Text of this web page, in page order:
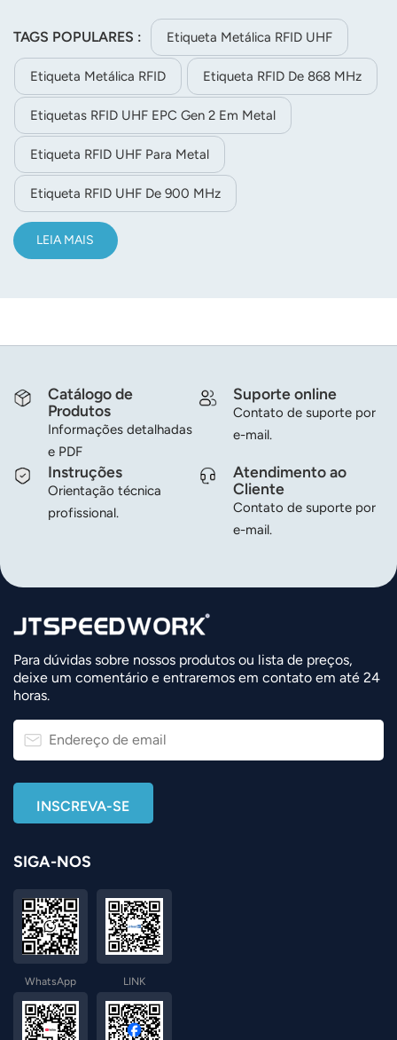
desempenho em superfícies metálicas
TAGS POPULARES : Etiqueta Metálica RFID UHF
Etiqueta Metálica RFID Etiqueta RFID De 868 MHz
Etiquetas RFID UHF EPC Gen 2 Em Metal
Etiqueta RFID UHF Para Metal
Etiqueta RFID UHF De 900 MHz
LEIA MAIS
Catálogo de
Produtos
Informações detalhadas
e PDF
Suporte online
Contato de suporte por
e-mail.
Instruções
Orientação técnica
profissional.
Atendimento ao
Cliente
Contato de suporte por
e-mail.
Para dúvidas sobre nossos produtos ou lista de preços,
deixe um comentário e entraremos em contato em até 24
horas.
SIGA-NOS
WhatsApp LINK